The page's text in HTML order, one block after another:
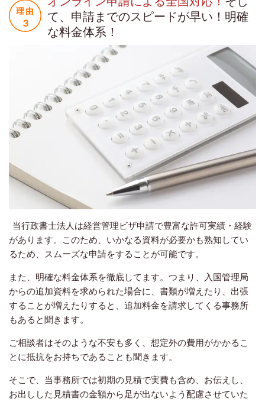
て、申請までのスピードが早い！明確
な料金体系！
当行政書士法人は経営管理ビザ申請で豊富な許可実績・経験
があります。このため、いかなる資料が必要かも熟知してい
るため、スムーズな申請をすることが可能です。
また、明確な料金体系を徹底してます。つまり、入国管理局
からの追加資料を求められた場合に、書類が増えたり、出張
することが増えたりすると、追加料金を請求してくる事務所
もあると聞きます。
ご相談者はそのような不安も多く、想定外の費用がかかるこ
とに抵抗をお持ちであることも聞きます。
そこで、当事務所では初期の見積で実費も含め、お伝えし、
お出しした見積書の金額から足が出ないよう配慮させていた